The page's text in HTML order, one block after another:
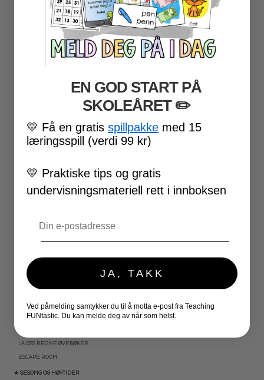
TEKSTOPPGAVER
OPPGAVEKORT
DIGITALE SPILL
★ ENGELSK
ENGELSK HØYFREKVENTE ORD
ENGELSK LESING
ENGELSK GRAMATIKK
ENGELSK MUNTLIG
PROGRAMMERING
LESEKORT FAKTA
FAKTASERIE LESING
VI SKRIVER
SPRÅKSPIRALEN
LA OSS REGNE ØVEBØKER
ESCAPE ROOM
★ SESONG OG HØYTIDER
EN GOD START PÅ
SKOLEÅRET​ ✏️
💛 Få en gratis spillpakke med 15
læringsspill (verdi 99 kr)
💛 Praktiske tips og gratis
undervisningsmateriell rett i innboksen
JA, TAKK
Ved påmelding samtykker du til å motta e-post fra Teaching
FUNtastic. Du kan melde deg av når som helst.